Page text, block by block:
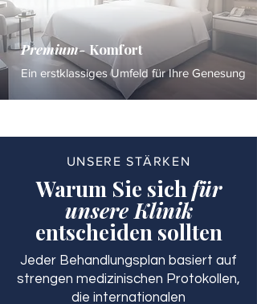
Premium-Komfort
Ein erstklassiges Umfeld für Ihre Genesung
UNSERE STÄRKEN
Warum Sie sichfür
unsere Klinik
entscheiden sollten
Jeder Behandlungsplan basiert auf
strengen medizinischen Protokollen,
die internationalen